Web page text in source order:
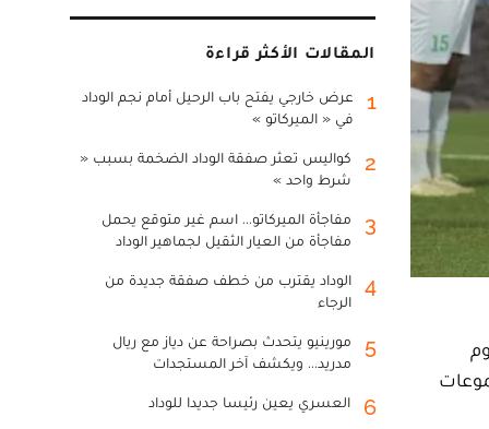
المقالات الأكثر قراءة
1
عرض خارجي يفتح باب الرحيل أمام نجم الوداد
في « الميركاتو »
2
كواليس تعثر صفقة الوداد الضخمة بسبب «
شرط واحد »
3
مفاجأة الميركاتو... اسم غير متوقع يحمل
مفاجأة من العيار الثقيل لجماهير الوداد
4
الوداد يقترب من خطف صفقة جديدة من
الرجاء
5
مورينيو يتحدث بصراحة عن دياز مع ريال
مدريد... ويكشف آخر المستجدات
6 العسري يعين رئيسا جديدا للوداد